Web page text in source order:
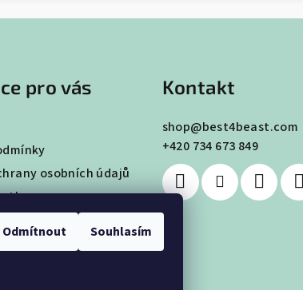
Odmítnout Souhlasím
pro vás
osobních údajů
zboží
Kontakt
shop@best4beast.com
+420 734 673 849